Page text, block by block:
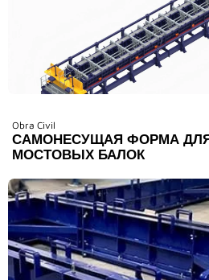
Obra Civil
САМОНЕСУЩАЯ ФОРМА
МОСТОВЫХ БАЛОК